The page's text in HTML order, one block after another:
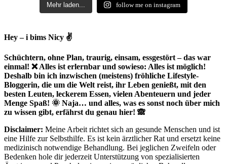
Mehr laden... follow me on instagram
Hey – i bims Nicy ✌
Schüchtern, ohne Plan, traurig, einsam, essgestört – das war
einmal! ❌ Alles ist erlernbar und sowieso: Alles ist möglich!
Deshalb bin ich inzwischen (meistens) fröhliche Lifestyle-
Bloggerin, die um die Welt reist, ihr Leben genießt, mit den
besten Leuten, leckerem Essen, vielen Abenteuern und jeder
Menge Spaß! 🌞 Naja… und alles, was es sonst noch über mich
zu wissen gibt, erfährst du genau hier! 🙈
Disclaimer: Meine Arbeit richtet sich an gesunde Menschen und ist
eine Hilfe zur Selbsthilfe. Es ist kein ärztlicher Rat und ersetzt keine
medizinisch notwendige Behandlung. Bei jeglichen Zweifeln oder
Bedenken hole dir jederzeit Unterstützung von spezialisierten